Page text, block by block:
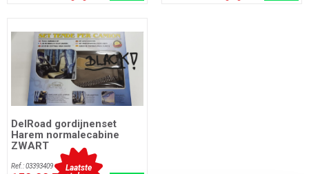
Laatste
DelRoad gordijnenset
Harem normalecabine
ZWART
Ref.: 03393409